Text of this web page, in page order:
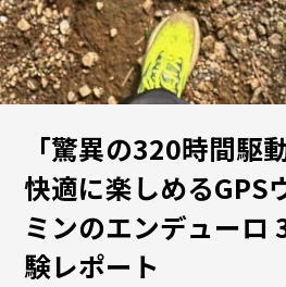
「驚異の320時間駆
快適に楽しめるGPS
ミンのエンデューロ
験レポート